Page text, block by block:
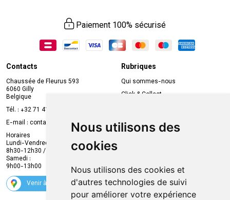
Nous utilisons des
cookies
Nous utilisons des cookies et
d'autres technologies de suivi
pour améliorer votre expérience
Paiement 100% sécurisé
Contacts
Chaussée de Fleurus 593
6060 Gilly
Belgique
Tél. : +32 71 41 32 10
E-mail : contact
mvapharma.be
Horaires
Lundi-Vendredi :
8h30-12h30 / 13h30-18h30
Samedi :
9h00-13h00
Venir à la pharmacie
Rubriques
Qui sommes-nous
Click & Collect
Compte professionnel
Envoi d’ordonnance
Suivez-nous